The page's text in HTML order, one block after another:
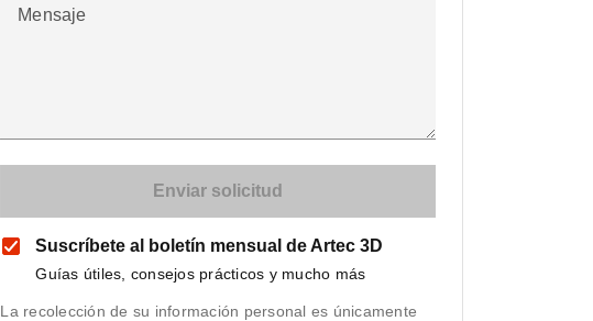
Mensaje
Suscríbete al boletín mensual de Artec 3D
Guías útiles, consejos prácticos y mucho más
La recolección de su información personal es únicamente